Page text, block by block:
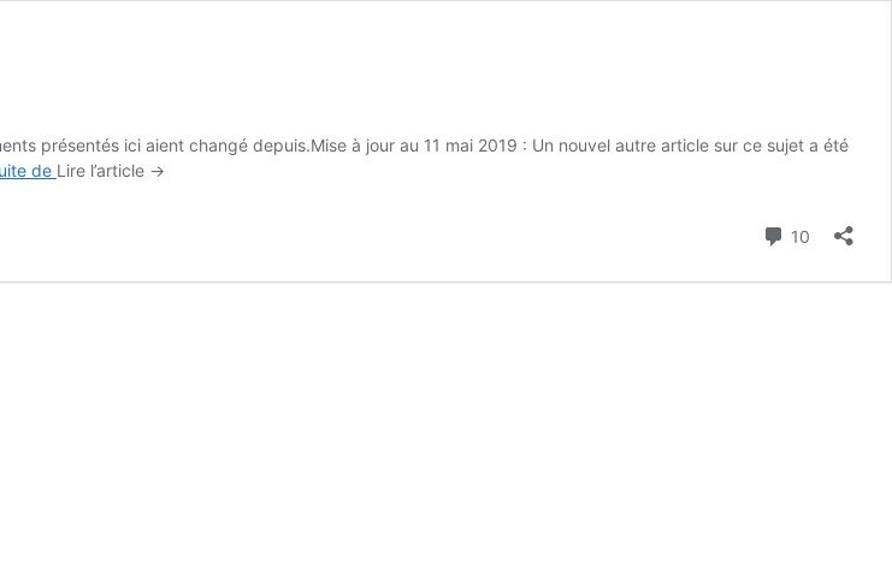
présentés ici aient changé depuis.Mise à jour au 11 mai 2019 : Un nouvel autre article sur ce sujet a été
de Les
Lire l’article →
10